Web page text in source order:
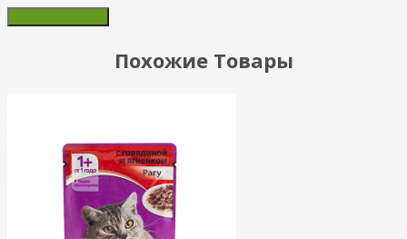
Похожие Товары